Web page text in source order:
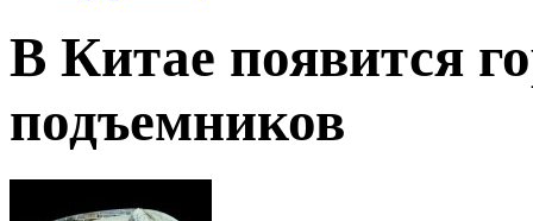
В Китае появится
подъемников